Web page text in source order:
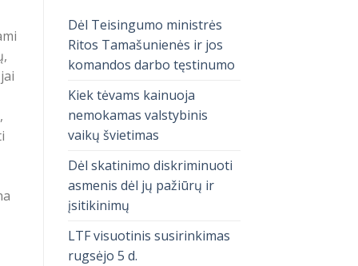
Dėl Teisingumo ministrės
Ritos Tamašunienės ir jos
komandos darbo tęstinumo
Kiek tėvams kainuoja
nemokamas valstybinis
vaikų švietimas
Dėl skatinimo diskriminuoti
asmenis dėl jų pažiūrų ir
įsitikinimų
LTF visuotinis susirinkimas
rugsėjo 5 d.